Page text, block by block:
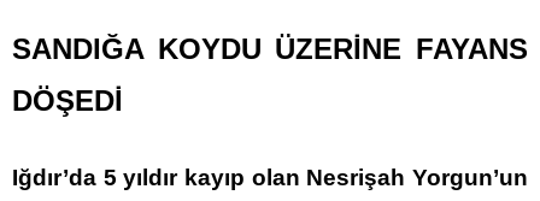
SANDIĞA KOYDU ÜZERİNE FAYANS
DÖŞEDİ
Iğdır’da 5 yıldır kayıp olan Nesrişah Yorgun’un